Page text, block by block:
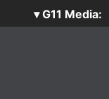
▾ G11 Media:
SecurityOpenLab